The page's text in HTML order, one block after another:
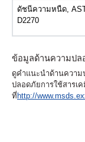
ดัชนีความหนืด,
D2270
ข้อมูลด้านความปล
ดูคำแนะนำด้านควา
ปลอดภัยการใช้สารเ
ที่http://